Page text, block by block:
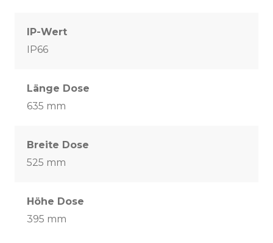
IP-Wert
IP66
Länge Dose
635 mm
Breite Dose
525 mm
Höhe Dose
395 mm